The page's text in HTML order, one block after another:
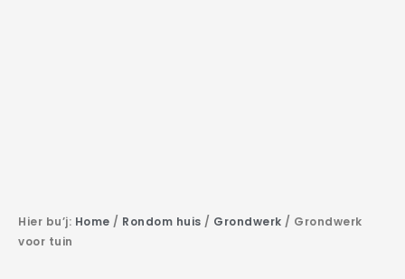
Hier bu’j: Home / Rondom huis / Grondwerk / Grondwerk
voor tuin